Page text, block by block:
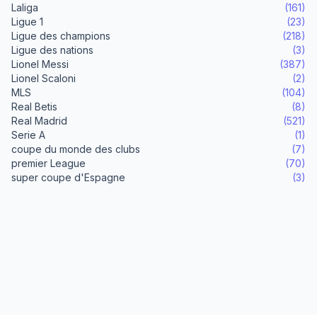
Laliga
(161)
Ligue 1
(23)
Ligue des champions
(218)
Ligue des nations
(3)
Lionel Messi
(387)
Lionel Scaloni
(2)
MLS
(104)
Real Betis
(8)
Real Madrid
(521)
Serie A
(1)
coupe du monde des clubs
(7)
premier League
(70)
super coupe d'Espagne
(3)